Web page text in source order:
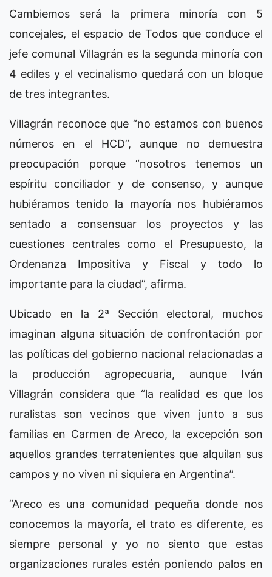
Cambiemos será la primera minoría con 5
concejales, el espacio de Todos que conduce el
jefe comunal Villagrán es la segunda minoría con
4 ediles y el vecinalismo quedará con un bloque
de tres integrantes.
Villagrán reconoce que “no estamos con buenos
números en el HCD”, aunque no demuestra
preocupación porque “nosotros tenemos un
espíritu conciliador y de consenso, y aunque
hubiéramos tenido la mayoría nos hubiéramos
sentado a consensuar los proyectos y las
cuestiones centrales como el Presupuesto, la
Ordenanza Impositiva y Fiscal y todo lo
importante para la ciudad”, afirma.
Ubicado en la 2ª Sección electoral, muchos
imaginan alguna situación de confrontación por
las políticas del gobierno nacional relacionadas a
la producción agropecuaria, aunque Iván
Villagrán considera que “la realidad es que los
ruralistas son vecinos que viven junto a sus
familias en Carmen de Areco, la excepción son
aquellos grandes terratenientes que alquilan sus
campos y no viven ni siquiera en Argentina”.
“Areco es una comunidad pequeña donde nos
conocemos la mayoría, el trato es diferente, es
siempre personal y yo no siento que estas
organizaciones rurales estén poniendo palos en